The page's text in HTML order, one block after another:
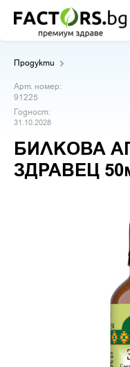
Продукти
Арт. номер:
91225
Годност:
31.10.2028
БИЛКОВА
ЗДРАВЕЦ